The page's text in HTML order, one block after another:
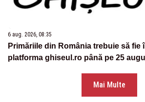
6 aug. 2026, 08:35
Primăriile din România trebuie să fie
platforma ghiseul.ro până pe 25
Mai Multe